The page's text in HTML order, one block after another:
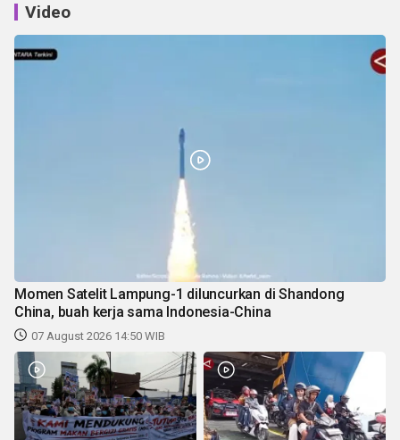
Video
Momen Satelit Lampung-1 diluncurkan di Shandong
China, buah kerja sama Indonesia-China
07 August 2026 14:50 WIB